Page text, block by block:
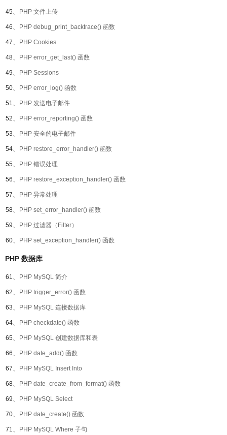
45、 PHP 文件上传
46、 PHP debug_print_backtrace() 函数
47、 PHP Cookies
48、 PHP error_get_last() 函数
49、 PHP Sessions
50、 PHP error_log() 函数
51、 PHP 发送电子邮件
52、 PHP error_reporting() 函数
53、 PHP 安全的电子邮件
54、 PHP restore_error_handler() 函数
55、 PHP 错误处理
56、 PHP restore_exception_handler() 函数
57、 PHP 异常处理
58、 PHP set_error_handler() 函数
59、 PHP 过滤器（Filter）
60、 PHP set_exception_handler() 函数
PHP 数据库
61、 PHP MySQL 简介
62、 PHP trigger_error() 函数
63、 PHP MySQL 连接数据库
64、 PHP checkdate() 函数
65、 PHP MySQL 创建数据库和表
66、 PHP date_add() 函数
67、 PHP MySQL Insert Into
68、 PHP date_create_from_format() 函数
69、 PHP MySQL Select
70、 PHP date_create() 函数
71、 PHP MySQL Where 子句